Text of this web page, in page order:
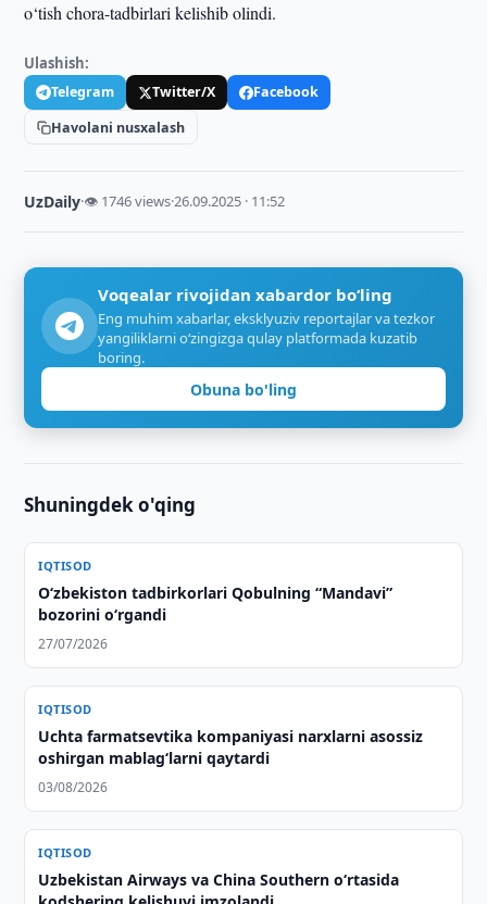
o‘tish chora-tadbirlari kelishib olindi.
Ulashish:
Telegram Twitter/X
Facebook
Havolani nusxalash
UzDaily·👁 1746 views·26.09.2025 · 11:52
Voqealar rivojidan xabardor bo‘ling
Eng muhim xabarlar, eksklyuziv reportajlar va tezkor
yangiliklarni o‘zingizga qulay platformada kuzatib
boring.
Obuna bo'ling
Shuningdek o'qing
IQTISOD
O‘zbekiston tadbirkorlari Qobulning “Mandavi”
bozorini o‘rgandi
27/07/2026
IQTISOD
Uchta farmatsevtika kompaniyasi narxlarni asossiz
oshirgan mablag‘larni qaytardi
03/08/2026
IQTISOD
Uzbekistan Airways va China Southern o‘rtasida